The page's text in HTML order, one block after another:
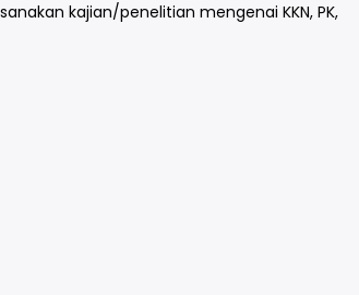
kajian/penelitian mengenai KKN, PK,